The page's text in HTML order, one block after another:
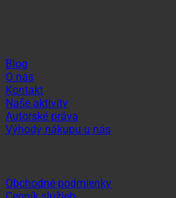
Blog
O nás
Kontakt
Naše aktivity
Autorské práva
Výhody nákupu u nás
Obchodné podmienky